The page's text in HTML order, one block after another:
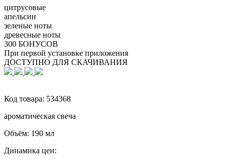
цитрусовые
апельсин
зеленые ноты
древесные ноты
300 БОНУСОВ
При первой установке приложения
ДОСТУПНО ДЛЯ СКАЧИВАНИЯ
Код товара: 534368
ароматическая свеча
Объём: 190 мл
Динамика цен: